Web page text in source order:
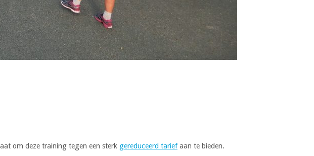
om deze training tegen een sterk gereduceerd tariefaan te bieden.